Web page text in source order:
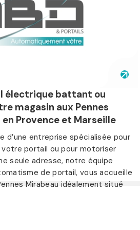
électrique battant ou
magasin aux Pennes
Provence et Marseille
d’une entreprise spécialisée pour
portail ou pour motoriser
seule adresse, notre équipe
de portail, vous accueille
Mirabeau idéalement situé